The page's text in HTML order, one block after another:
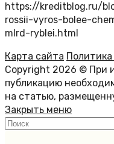
https://kreditblog.ru/
rossii-vyros-bolee-
mlrd-ryblei.html
Карта сайта
Copyright 2026 © При
публикацию
на статью,
Закрыть меню